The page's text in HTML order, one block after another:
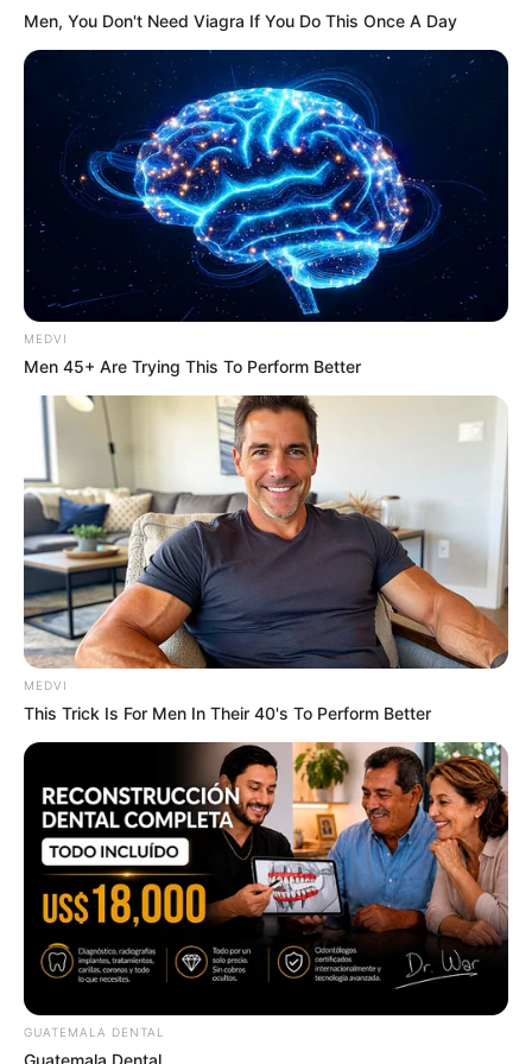
Experts Hid This Baking Soda Trick For Years
Japan's Oldest Doctors Say Memory Loss Isn't Age:
Just Stop Drinking These 3 Beverages
NEUROMIND PRO
Owning $10k+ In Medical Bills Or Loans? Stop
Paying Interest Immediately
JG WENTWORTH
Men, You Don't Need Viagra If You Do This Once A Day
MEDVI
Men 45+ Are Trying This To Perform Better
MEDVI
This Trick Is For Men In Their 40's To Perform Better
GUATEMALA DENTAL
Guatemala Dental